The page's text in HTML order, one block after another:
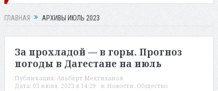
ГЛАВНАЯ АРХИВЫ ИЮЛЬ 2023
За прохладой — в горы. Прогноз
погоды в Дагестане на июль
Публикация: Альберт Мехтиханов
Дата: 03 июля, 2023 в 14:29 в: Новости, Общество